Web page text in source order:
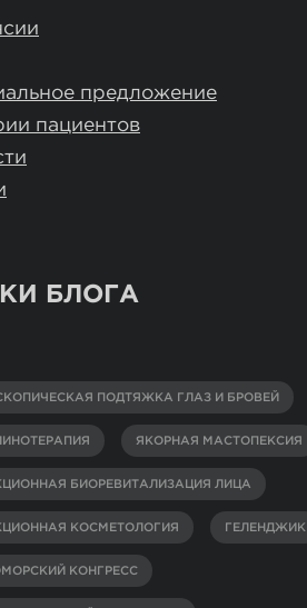
предложение
пациентов
БЛОГА
ПОДТЯЖКА ГЛАЗ И БРОВЕЙ
ЯКОРНАЯ МАСТОПЕКСИЯ
БИОРЕВИТАЛИЗАЦИЯ ЛИЦА
КОСМЕТОЛОГИЯ ГЕЛЕНДЖИК
КОНГРЕСС